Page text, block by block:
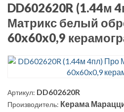
DD602620R (1.44м
Матрикс белый
60x60x0,9
Артикул: DD602620R
Производитель: Керама